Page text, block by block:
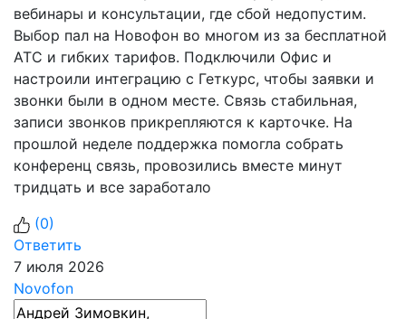
вебинары и консультации, где сбой недопустим.
Выбор пал на Новофон во многом из за бесплатной
АТС и гибких тарифов. Подключили Офис и
настроили интеграцию с Геткурс, чтобы заявки и
звонки были в одном месте. Связь стабильная,
записи звонков прикрепляются к карточке. На
прошлой неделе поддержка помогла собрать
конференц связь, провозились вместе минут
тридцать и все заработало
(0)
Ответить
7 июля 2026
Novofon